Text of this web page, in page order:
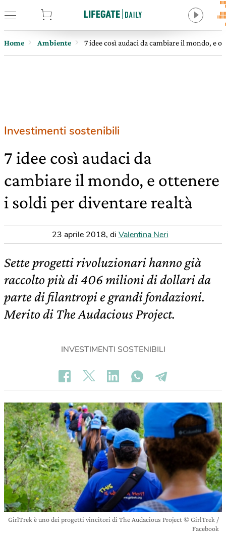
Home Ambiente 7 idee così audaci da cambiare il mondo, e
Investimenti sostenibili
7 idee così audaci da
cambiare il mondo, e ottenere
i soldi per diventare realtà
23 aprile 2018, di Valentina Neri
Sette progetti rivoluzionari hanno già
raccolto più di 406 milioni di dollari da
parte di filantropi e grandi fondazioni.
Merito di The Audacious Project.
INVESTIMENTI SOSTENIBILI
GirlTrek è uno dei progetti vincitori di The Audacious Project © GirlTrek /
Facebook